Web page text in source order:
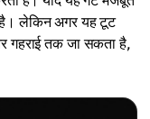
लेकिन अगर यह टूट
गहराई तक जा सकता है,